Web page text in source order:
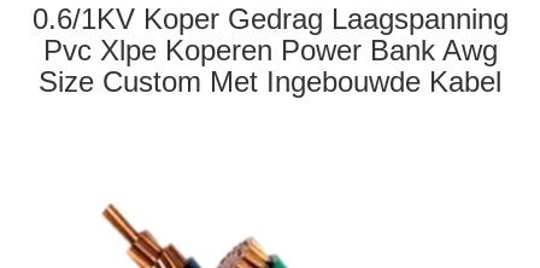
o
n
0.6/1KV Koper Gedrag Laagspanning
Pvc Xlpe Koperen Power Bank Awg
Size Custom Met Ingebouwde Kabel